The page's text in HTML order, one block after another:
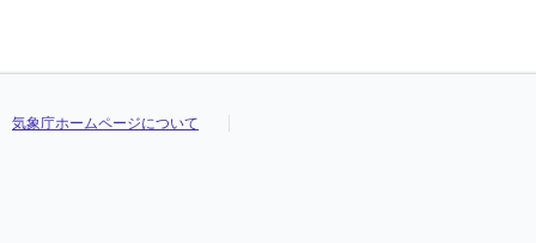
気象庁ホームページについて